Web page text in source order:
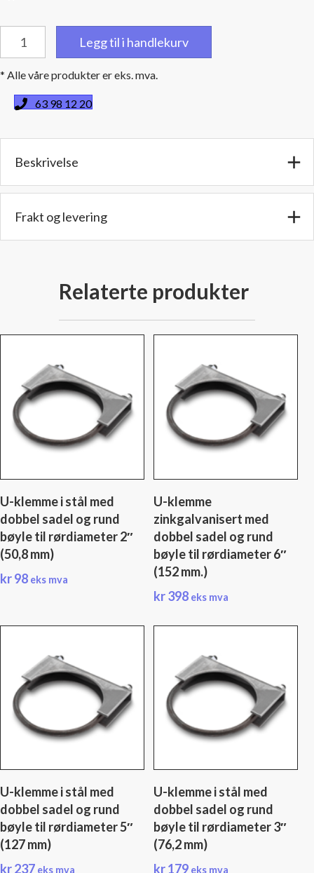
klemme
stål
med
dobbel
rund
til
rørdiameter
(88,9
Legg til i handlekurv
* Alle våre produkter er eks. mva.
63 98 12 20
Beskrivelse
Frakt og levering
Relaterte produkter
U-klemme i stål med
dobbel sadel og rund
bøyle til rørdiameter 2″
(50,8 mm)
kr98 eks mva
U-klemme
zinkgalvanisert med
dobbel sadel og rund
bøyle til rørdiameter 6″
(152 mm.)
kr398 eks mva
U-klemme i stål med
dobbel sadel og rund
bøyle til rørdiameter 5″
(127 mm)
kr237 eks mva
U-klemme i stål med
dobbel sadel og rund
bøyle til rørdiameter 3″
(76,2 mm)
kr179 eks mva